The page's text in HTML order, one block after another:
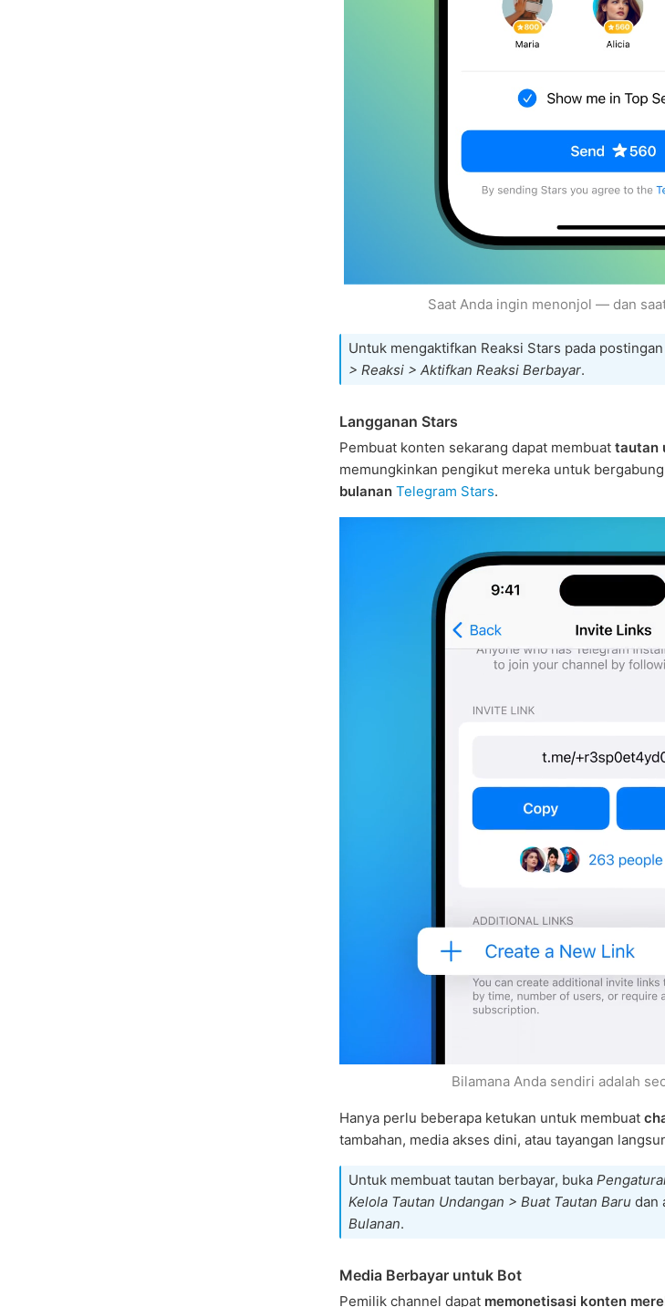
Saat Anda ingin menonjol — dan
Untuk mengaktifkan Reaksi Stars pada
> Reaksi > Aktifkan Reaksi Berbayar.
Langganan Stars
Pembuat konten sekarang dapat membuat tautan
memungkinkan pengikut mereka untuk
bulanan Telegram Stars.
Bilamana Anda sendiri adalah
Hanya perlu beberapa ketukan untuk membuat
tambahan, media akses dini, atau tayangan
Untuk membuat tautan berbayar, buka
Kelola Tautan Undangan > Buat Tautan Baru dan
Bulanan.
Media Berbayar untuk Bot
Pemilik channel dapat memonetisasi konten